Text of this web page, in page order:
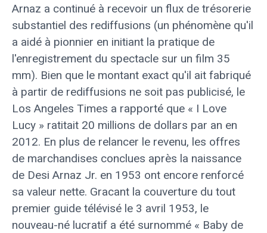
Arnaz a continué à recevoir un flux de trésorerie
substantiel des rediffusions (un phénomène qu'il
a aidé à pionnier en initiant la pratique de
l'enregistrement du spectacle sur un film 35
mm). Bien que le montant exact qu'il ait fabriqué
à partir de rediffusions ne soit pas publicisé, le
Los Angeles Times a rapporté que « I Love
Lucy » ratitait 20 millions de dollars par an en
2012. En plus de relancer le revenu, les offres
de marchandises conclues après la naissance
de Desi Arnaz Jr. en 1953 ont encore renforcé
sa valeur nette. Gracant la couverture du tout
premier guide télévisé le 3 avril 1953, le
nouveau-né lucratif a été surnommé « Baby de